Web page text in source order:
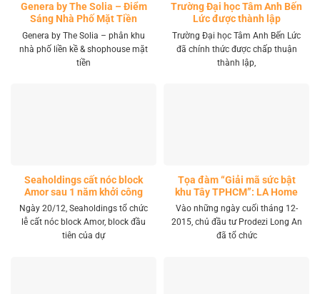
Genera by The Solia – Điểm
Sáng Nhà Phố Mặt Tiền
Vành Đai 4 Khu Tây
Genera by The Solia – phân khu
nhà phố liền kề & shophouse mặt
tiền
Trường Đại học Tâm Anh Bến
Lức được thành lập
Trường Đại học Tâm Anh Bến Lức
đã chính thức được chấp thuận
thành lập,
Seaholdings cất nóc block
Amor sau 1 năm khởi công
Ngày 20/12, Seaholdings tổ chức
lễ cất nóc block Amor, block đầu
tiên của dự
Tọa đàm “Giải mã sức bật
khu Tây TPHCM”: LA Home
khai mở tọa độ đầu tư mới
Vào những ngày cuối tháng 12-
2015, chủ đầu tư Prodezi Long An
đã tổ chức